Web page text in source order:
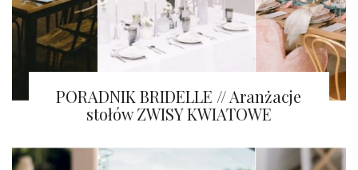
PORADNIK BRIDELLE // Aranżacje
stołów ZWISY KWIATOWE